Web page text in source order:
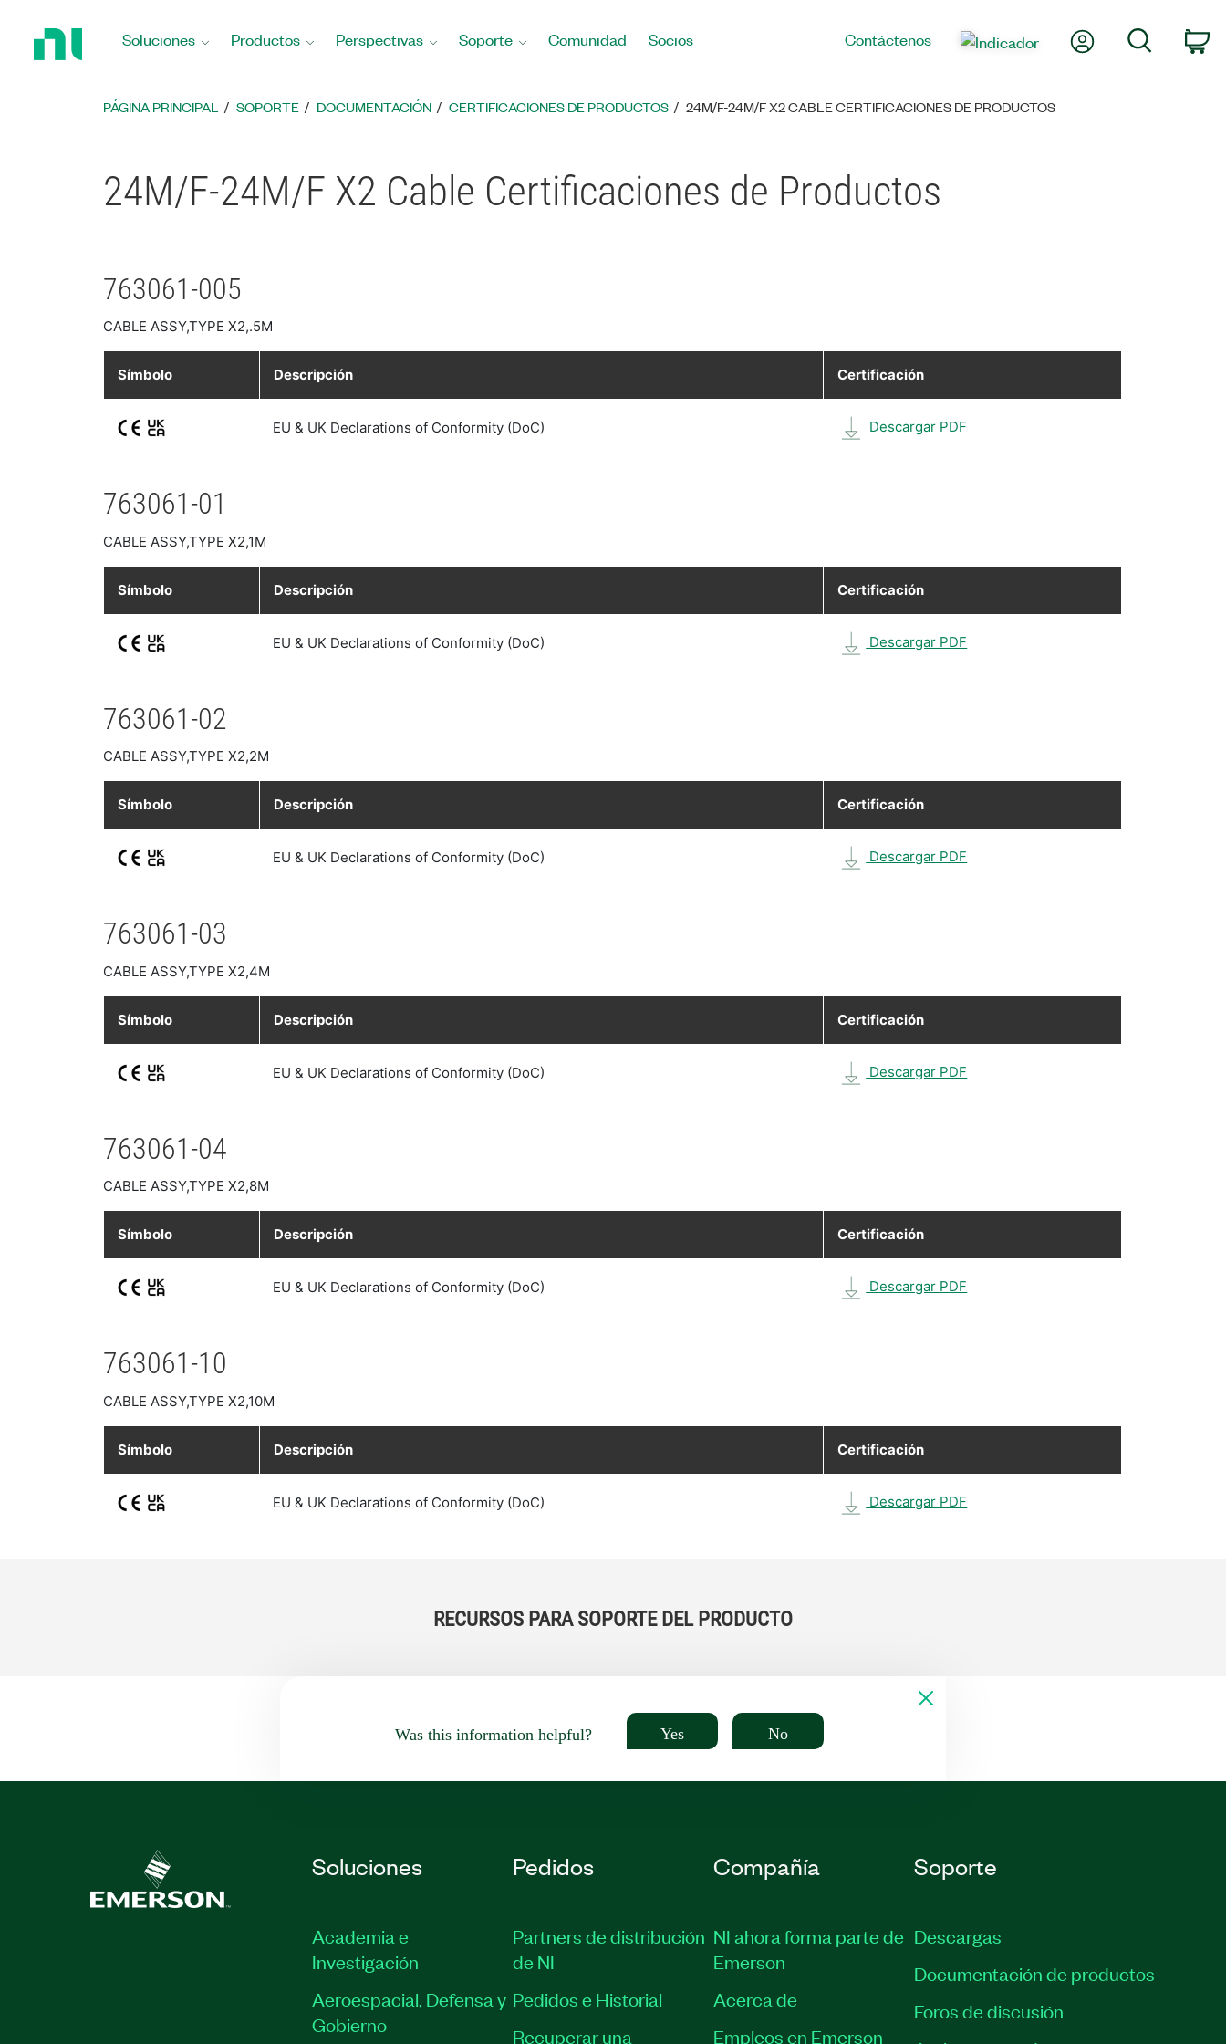
Soluciones Productos Perspectivas Soporte Comunidad Socios Contáctenos Mi cuenta Búsqueda
PÁGINA PRINCIPAL SOPORTE DOCUMENTACIÓN CERTIFICACIONES DE PRODUCTOS 24M/F-24M/F X2 CABLE CERTIFICACIONES DE PRODUCTOS
24M/F-24M/F X2 Cable Certificaciones de Productos
763061-005
CABLE ASSY,TYPE X2,.5M
Símbolo Descripción Certificación
EU & UK Declarations of Conformity (DoC) Descargar PDF
763061-01
CABLE ASSY,TYPE X2,1M
Símbolo Descripción Certificación
EU & UK Declarations of Conformity (DoC) Descargar PDF
763061-02
CABLE ASSY,TYPE X2,2M
Símbolo Descripción Certificación
EU & UK Declarations of Conformity (DoC) Descargar PDF
763061-03
CABLE ASSY,TYPE X2,4M
Símbolo Descripción Certificación
EU & UK Declarations of Conformity (DoC) Descargar PDF
763061-04
CABLE ASSY,TYPE X2,8M
Símbolo Descripción Certificación
EU & UK Declarations of Conformity (DoC) Descargar PDF
763061-10
CABLE ASSY,TYPE X2,10M
Símbolo Descripción Certificación
EU & UK Declarations of Conformity (DoC) Descargar PDF
RECURSOS PARA SOPORTE DEL PRODUCTO
Was this information helpful? Yes No
Soluciones
Academia e
Investigación
Aeroespacial, Defensa y
Gobierno
Pedidos
Partners de distribución
de NI
Pedidos e Historial
Recuperar una
Compañía
NI ahora forma parte de
Emerson
Acerca de
Empleos en Emerson
Soporte
Descargas
Documentación de productos
Foros de discusión